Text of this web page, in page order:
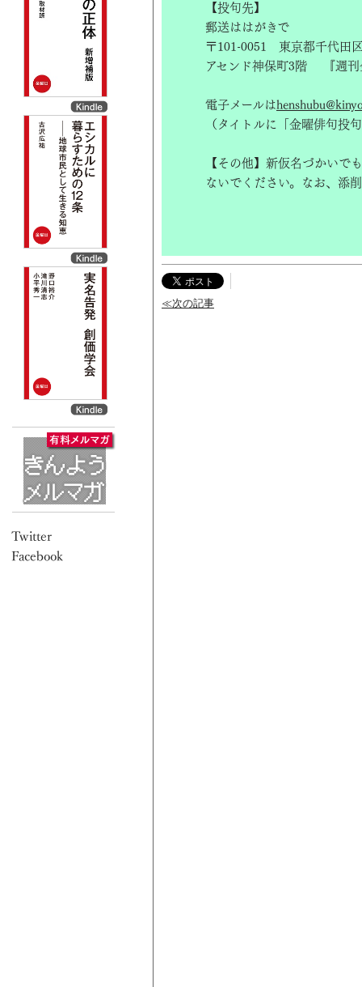
【投句先】
郵送ははがきで
〒101-0051 東京都千代田
アセンド神保町3階 『週刊
電子メールは
（タイトルに「金曜俳句投
【その他】新仮名づかいで
ないでください。なお、添
≪次の記事